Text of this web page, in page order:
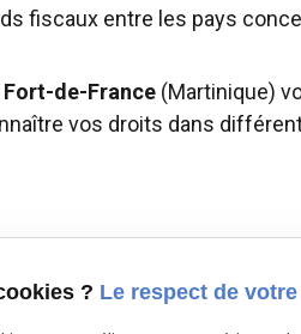
fiscaux entre les pays
de-France (Martinique)
vos droits dans
? Le respect de